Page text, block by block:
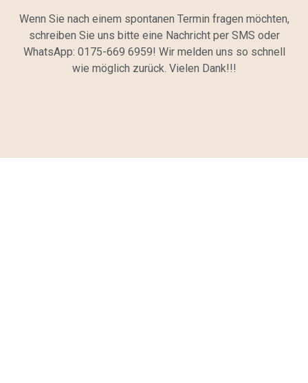
Wenn Sie nach einem spontanen Termin fragen möchten,
schreiben Sie uns bitte eine Nachricht per SMS oder
WhatsApp: 0175-669 6959! Wir melden uns so schnell
wie möglich zurück. Vielen Dank!!!